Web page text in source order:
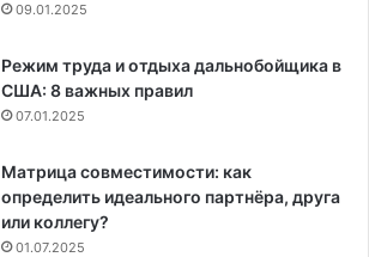
09.01.2025
Режим труда и отдыха дальнобойщика в
США: 8 важных правил
07.01.2025
Матрица совместимости: как
определить идеального партнёра, друга
или коллегу?
01.07.2025